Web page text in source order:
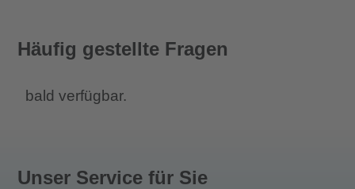
Häufig gestellte Fragen
bald verfügbar.
Unser Service für Sie